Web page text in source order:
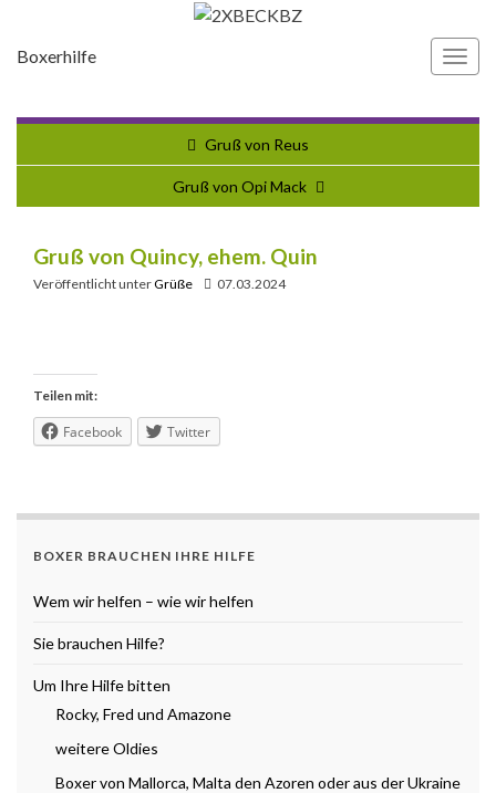
Boxerhilfe
Gruß von Reus
Gruß von Opi Mack
Gruß von Quincy, ehem. Quin
Veröffentlicht unterGrüße 07.03.2024
Teilen mit:
Facebook Twitter
BOXER BRAUCHEN IHRE HILFE
Wem wir helfen – wie wir helfen
Sie brauchen Hilfe?
Um Ihre Hilfe bitten
Rocky, Fred und Amazone
weitere Oldies
Boxer von Mallorca, Malta den Azoren oder aus der Ukraine